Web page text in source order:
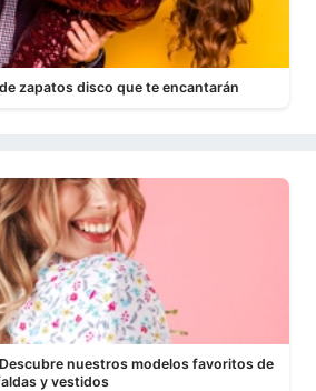
zapatos disco que te encantarán
nuestros modelos favoritos de
y vestidos